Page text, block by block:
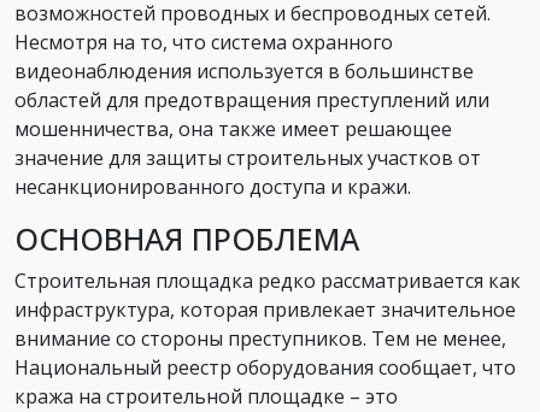
возможностей проводных и беспроводных сетей.
Несмотря на то, что система охранного
видеонаблюдения используется в большинстве
областей для предотвращения преступлений или
мошенничества, она также имеет решающее
значение для защиты строительных участков от
несанкционированного доступа и кражи.
ОСНОВНАЯ ПРОБЛЕМА
Строительная площадка редко рассматривается как
инфраструктура, которая привлекает значительное
внимание со стороны преступников. Тем не менее,
Национальный реестр оборудования сообщает, что
кража на строительной площадке – это